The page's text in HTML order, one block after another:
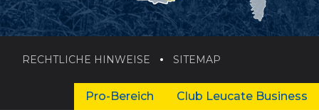
RECHTLICHE HINWEISE SITEMAP
Pro-Bereich Club Leucate Business